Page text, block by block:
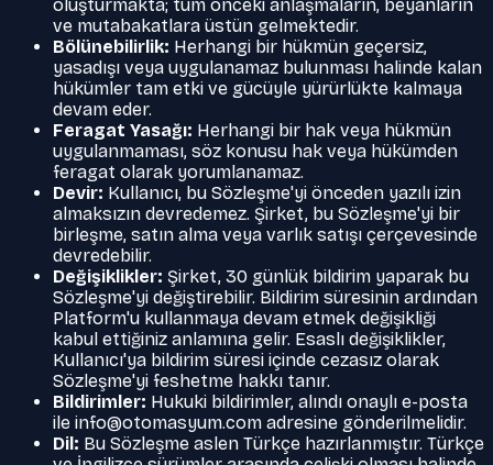
oluşturmakta; tüm önceki anlaşmaların, beyanların
ve mutabakatlara üstün gelmektedir.
Bölünebilirlik: Herhangi bir hükmün geçersiz,
yasadışı veya uygulanamaz bulunması halinde kalan
hükümler tam etki ve gücüyle yürürlükte kalmaya
devam eder.
Feragat Yasağı: Herhangi bir hak veya hükmün
uygulanmaması, söz konusu hak veya hükümden
feragat olarak yorumlanamaz.
Devir: Kullanıcı, bu Sözleşme'yi önceden yazılı izin
almaksızın devredemez. Şirket, bu Sözleşme'yi bir
birleşme, satın alma veya varlık satışı çerçevesinde
devredebilir.
Değişiklikler: Şirket, 30 günlük bildirim yaparak bu
Sözleşme'yi değiştirebilir. Bildirim süresinin ardından
Platform'u kullanmaya devam etmek değişikliği
kabul ettiğiniz anlamına gelir. Esaslı değişiklikler,
Kullanıcı'ya bildirim süresi içinde cezasız olarak
Sözleşme'yi feshetme hakkı tanır.
Bildirimler: Hukuki bildirimler, alındı onaylı e-posta
ile info@otomasyum.com adresine gönderilmelidir.
Dil: Bu Sözleşme aslen Türkçe hazırlanmıştır. Türkçe